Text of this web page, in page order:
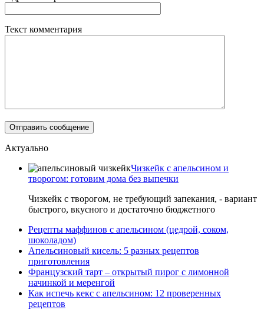
Текст комментария
Актуально
Чизкейк с апельсином и
творогом: готовим дома без выпечки
Чизкейк с творогом, не требующий запекания, - вариант
быстрого, вкусного и достаточно бюджетного
Рецепты маффинов с апельсином (цедрой, соком,
шоколадом)
Апельсиновый кисель: 5 разных рецептов
приготовления
Французский тарт – открытый пирог с лимонной
начинкой и меренгой
Как испечь кекс с апельсином: 12 проверенных
рецептов